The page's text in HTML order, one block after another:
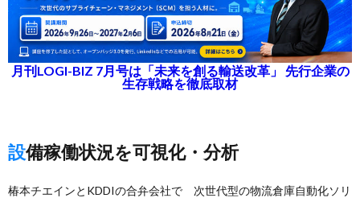
月刊LOGI-BIZ 7月号は「未来を創る輸送改革」 先行企業の
生存戦略を徹底取材
設備稼働状況を可視化・分析
椿本チエインとKDDIの合弁会社で 次世代型の物流倉庫自動化ソリ